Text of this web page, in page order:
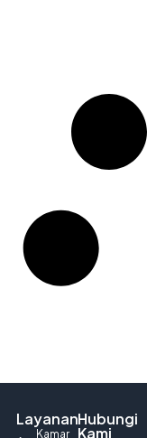
Layanan
Kamar
Hubungi
Kami